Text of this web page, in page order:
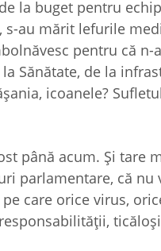
la buget pentru
au mărit lefurile
pentru că
Sănătate, de la
icoanele?
până acum. Şi tare
parlamentare, că nu
care orice virus,